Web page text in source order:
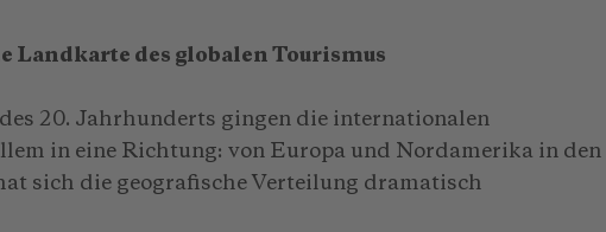
Landkarte des globalen Tourismus
20. Jahrhunderts gingen die internationalen
in eine Richtung: von Europa und Nordamerika in den
sich die geografische Verteilung dramatisch